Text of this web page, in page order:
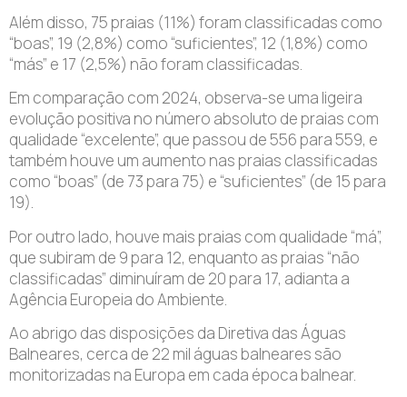
Além disso, 75 praias (11%) foram classificadas como
“boas”, 19 (2,8%) como “suficientes”, 12 (1,8%) como
“más” e 17 (2,5%) não foram classificadas.
Em comparação com 2024, observa-se uma ligeira
evolução positiva no número absoluto de praias com
qualidade “excelente”, que passou de 556 para 559, e
também houve um aumento nas praias classificadas
como “boas” (de 73 para 75) e “suficientes” (de 15 para
19).
Por outro lado, houve mais praias com qualidade “má”,
que subiram de 9 para 12, enquanto as praias “não
classificadas” diminuíram de 20 para 17, adianta a
Agência Europeia do Ambiente.
Ao abrigo das disposições da Diretiva das Águas
Balneares, cerca de 22 mil águas balneares são
monitorizadas na Europa em cada época balnear.